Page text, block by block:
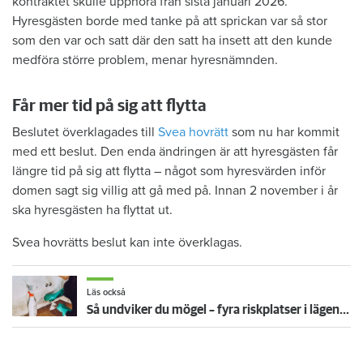
Hyresgästen borde med tanke på att sprickan var så stor
som den var och satt där den satt ha insett att den kunde
medföra större problem, menar hyresnämnden.
Får mer tid på sig att flytta
Beslutet överklagades till Svea hovrätt som nu har kommit
med ett beslut. Den enda ändringen är att hyresgästen får
längre tid på sig att flytta – något som hyresvärden inför
domen sagt sig villig att gå med på. Innan 2 november i år
ska hyresgästen ha flyttat ut.
Svea hovrätts beslut kan inte överklagas.
Läs också
Så undviker du mögel – fyra riskplatser i lägenheten: ”Måste städa bort”